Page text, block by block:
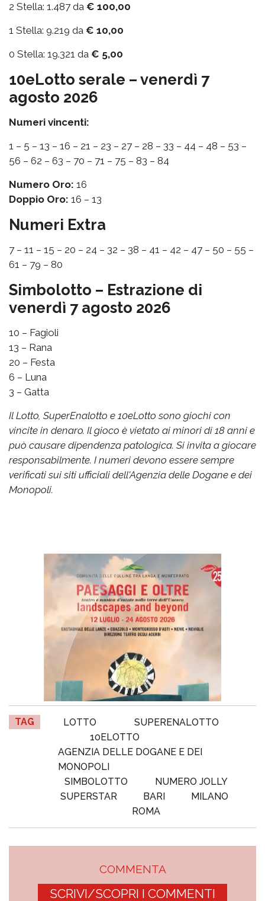
2 Stella: 1.487 da € 100,00
1 Stella: 9.219 da € 10,00
0 Stella: 19.321 da € 5,00
10eLotto serale – venerdì 7
agosto 2026
Numeri vincenti:
1 – 5 – 13 – 16 – 21 – 23 – 27 – 28 – 33 – 44 – 48 – 53 –
56 – 62 – 63 – 70 – 71 – 75 – 83 – 84
Numero Oro: 16
Doppio Oro: 16 – 13
Numeri Extra
7 – 11 – 15 – 20 – 24 – 32 – 38 – 41 – 42 – 47 – 50 – 55 –
61 – 79 – 80
Simbolotto – Estrazione di
venerdì 7 agosto 2026
10 – Fagioli
13 – Rana
20 – Festa
6 – Luna
3 – Gatta
Il Lotto, SuperEnalotto e 10eLotto sono giochi con
vincite in denaro. Il gioco è vietato ai minori di 18 anni e
può causare dipendenza patologica. Si invita a giocare
responsabilmente. I numeri devono essere sempre
verificati sui siti ufficiali dell'Agenzia delle Dogane e dei
Monopoli.
TAG LOTTO
SUPERENALOTTO
10ELOTTO
AGENZIA DELLE DOGANE E DEI
MONOPOLI
SIMBOLOTTO
NUMERO JOLLY
SUPERSTAR
BARI
MILANO
ROMA
COMMENTA
SCRIVI/SCOPRI I COMMENTI